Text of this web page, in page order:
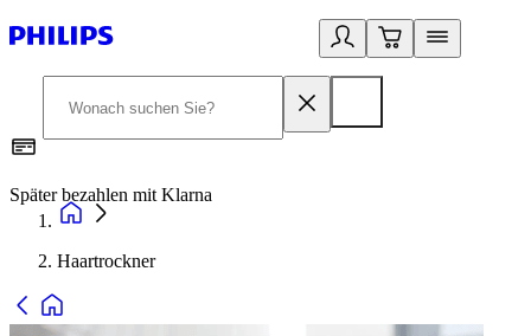
Später bezahlen mit Klarna
Haartrockner